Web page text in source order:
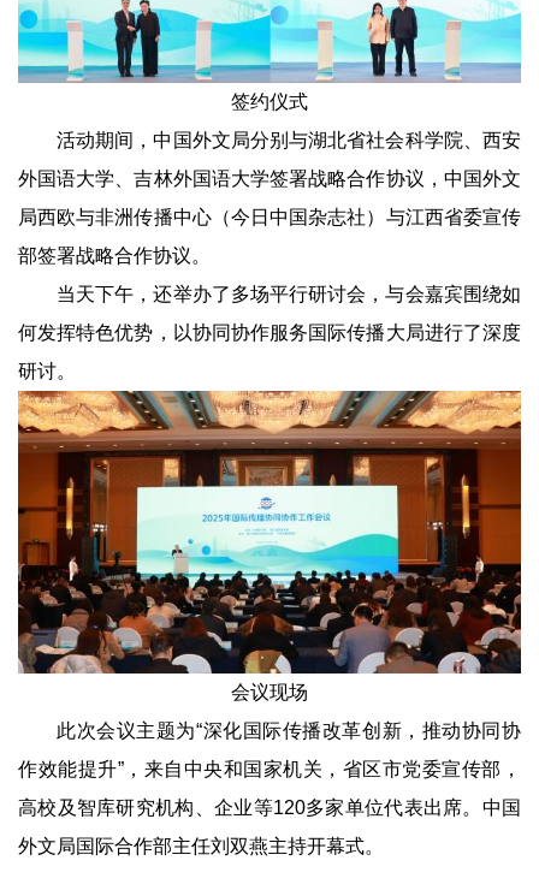
签约仪式
活动期间，中国外文局分别与湖北省社会科学院、西安
外国语大学、吉林外国语大学签署战略合作协议，中国外文
局西欧与非洲传播中心（今日中国杂志社）与江西省委宣传
部签署战略合作协议。
当天下午，还举办了多场平行研讨会，与会嘉宾围绕如
何发挥特色优势，以协同协作服务国际传播大局进行了深度
研讨。
会议现场
此次会议主题为“深化国际传播改革创新，推动协同协
作效能提升”，来自中央和国家机关，省区市党委宣传部，
高校及智库研究机构、企业等120多家单位代表出席。中国
外文局国际合作部主任刘双燕主持开幕式。